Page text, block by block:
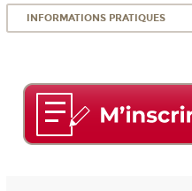
INFORMATIONS PRATIQUES